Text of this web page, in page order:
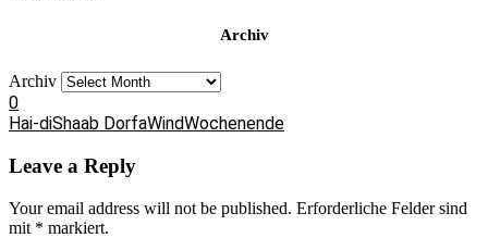
Archiv
Archiv
0
Hai-diShaab DorfaWindWochenende
Leave a Reply
Your email address will not be published. Erforderliche Felder sind
mit * markiert.